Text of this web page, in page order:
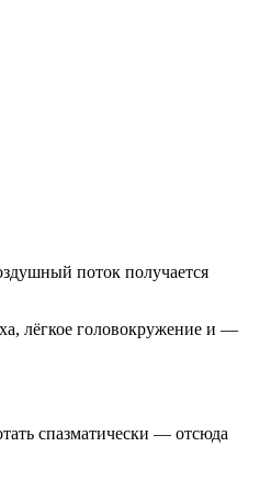
поток получается
лёгкое головокружение и —
спазматически — отсюда